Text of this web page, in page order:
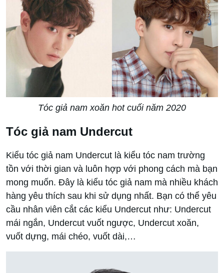
Tóc giả nam xoăn hot cuối năm 2020
Tóc giả nam Undercut
Kiểu tóc giả nam Undercut là kiểu tóc nam trường
tồn với thời gian và luôn hợp với phong cách mà bạn
mong muốn. Đây là kiểu tóc giả nam mà nhiều khách
hàng yêu thích sau khi sử dụng nhất. Bạn có thể yêu
cầu nhân viên cắt các kiểu Undercut như: Undercut
mái ngắn, Undercut vuốt ngược, Undercut xoăn,
vuốt dựng, mái chéo, vuốt dài,…